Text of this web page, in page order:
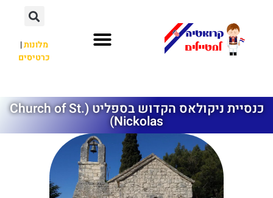
מלונות|
כרטיסים
כנסיית ניקולאס הקדוש בספליט (Church of St.
Nickolas)